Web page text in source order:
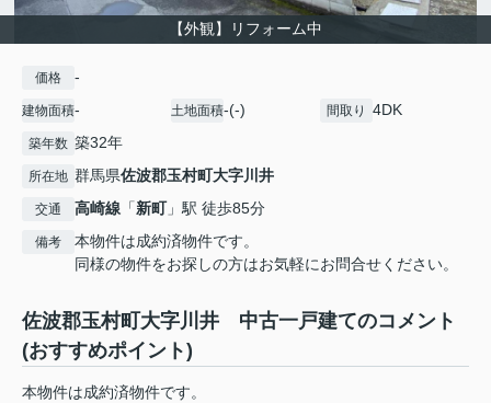
【外観】リフォーム中
価格 -
建物面積- 土地面積-(-) 間取り 4DK
築年数 築32年
所在地 群馬県佐波郡玉村町大字川井
交通 高崎線 「新町」駅 徒歩85分
備考
本物件は成約済物件です。
同様の物件をお探しの方はお気軽にお問合せください。
佐波郡玉村町大字川井 中古一戸建てのコメント
(おすすめポイント)
本物件は成約済物件です。